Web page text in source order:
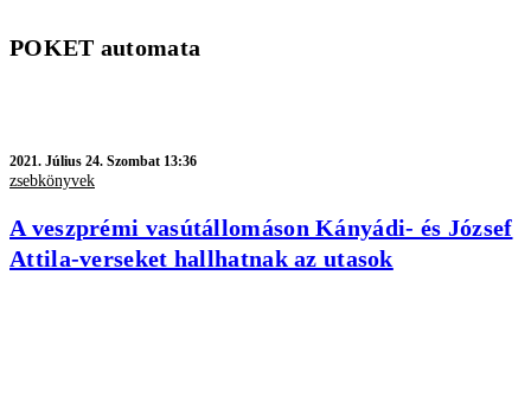
POKET automata
2021. Július 24. Szombat 13:36
zsebkönyvek
A veszprémi vasútállomáson Kányádi- és József
Attila-verseket hallhatnak az utasok